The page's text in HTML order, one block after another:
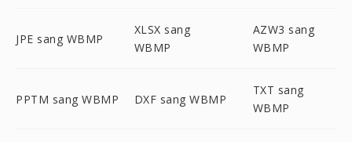
JPE sang WBMP
XLSX sang
WBMP
AZW3 sang
WBMP
PPTM sang WBMP DXF sang WBMP
TXT sang
WBMP